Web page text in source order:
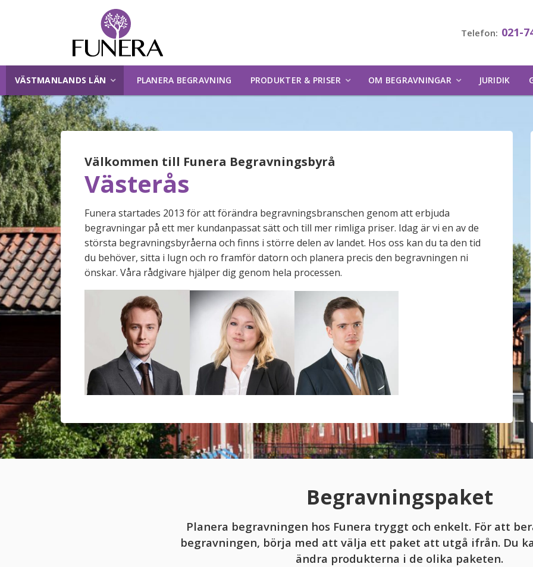
Telefon: 021-
VÄSTMANLANDS LÄN PLANERA BEGRAVNING PRODUKTER & PRISER OM BEGRAVNINGAR JURIDIK
Välkommen till Funera Begravningsbyrå
Västerås
Funera startades 2013 för att förändra begravningsbranschen genom att erbjuda
begravningar på ett mer kundanpassat sätt och till mer rimliga priser. Idag är vi en av de
största begravningsbyråerna och finns i större delen av landet. Hos oss kan du ta den tid
du behöver, sitta i lugn och ro framför datorn och planera precis den begravningen ni
önskar. Våra rådgivare hjälper dig genom hela processen.
Begravningspaket
Planera begravningen hos Funera tryggt och enkelt. För att
begravningen, börja med att välja ett paket att utgå ifrån. Du
ändra produkterna i de olika paketen.